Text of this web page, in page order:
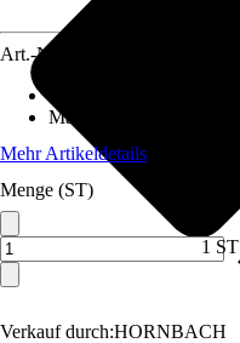
Verkauf durch:HORNBACH
Art.-Nr.
Material
Mehr Artikeldetails
Menge (ST)
1 ST